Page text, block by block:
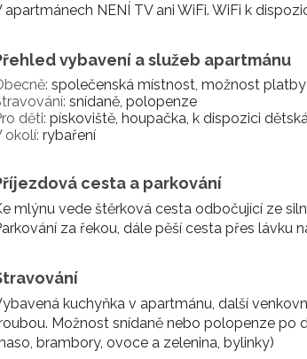
apartmánech NENÍ TV ani WiFi. WiFi k
vybavení a služeb apartmánu
společenská místnost, možnost
snídaně, polopenze
děti: pískoviště, houpačka, k dispozici
okolí: rybaření
cesta a parkování
mlýnu vede štěrková cesta odbočující ze
za řekou, dále pěší cesta přes lávku
kuchyňka v apartmánu, další
Možnost snídaně nebo polopenze po
brambory, ovoce a zelenina, bylinky)